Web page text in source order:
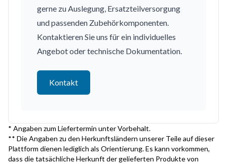
gerne zu Auslegung, Ersatzteilversorgung
und passenden Zubehörkomponenten.
Kontaktieren Sie uns für ein individuelles
Angebot oder technische Dokumentation.
Kontakt
* Angaben zum Liefertermin unter Vorbehalt.
** Die Angaben zu den Herkunftsländern unserer Teile auf dieser
Plattform dienen lediglich als Orientierung. Es kann vorkommen,
dass die tatsächliche Herkunft der gelieferten Produkte von